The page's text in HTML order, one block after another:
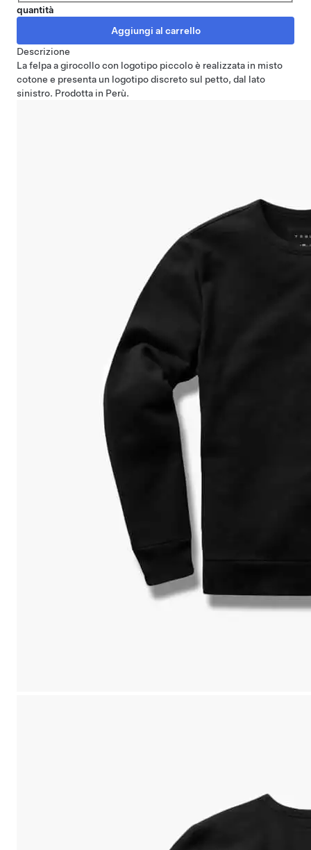
quantità
Descrizione
La felpa a girocollo con logotipo piccolo è realizzata in misto
cotone e presenta un logotipo discreto sul petto, dal lato
sinistro. Prodotta in Perù.